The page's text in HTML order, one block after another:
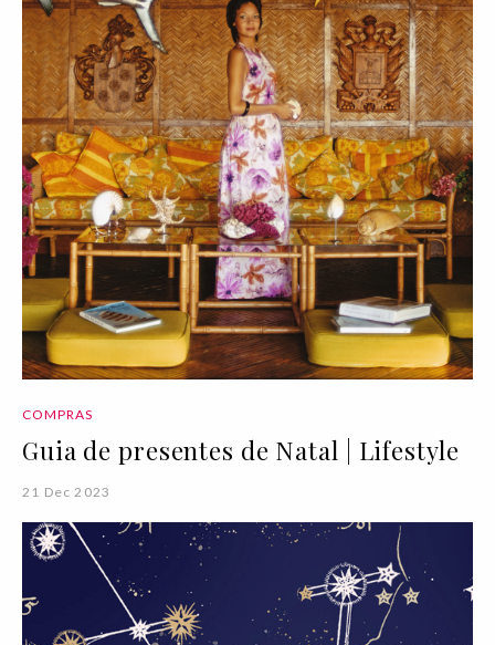
COMPRAS
Guia de presentes de Natal | Lifestyle
21 Dec 2023